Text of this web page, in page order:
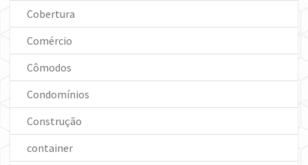
Cobertura
Comércio
Cômodos
Condomínios
Construção
container